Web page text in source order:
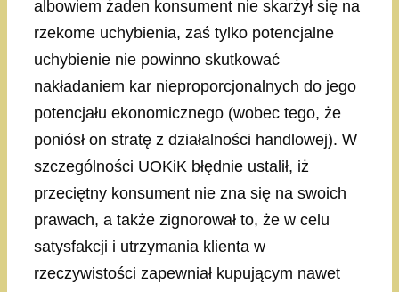
albowiem żaden konsument nie skarżył się na
rzekome uchybienia, zaś tylko potencjalne
uchybienie nie powinno skutkować
nakładaniem kar nieproporcjonalnych do jego
potencjału ekonomicznego (wobec tego, że
poniósł on stratę z działalności handlowej). W
szczególności UOKiK błędnie ustalił, iż
przeciętny konsument nie zna się na swoich
prawach, a także zignorował to, że w celu
satysfakcji i utrzymania klienta w
rzeczywistości zapewniał kupującym nawet